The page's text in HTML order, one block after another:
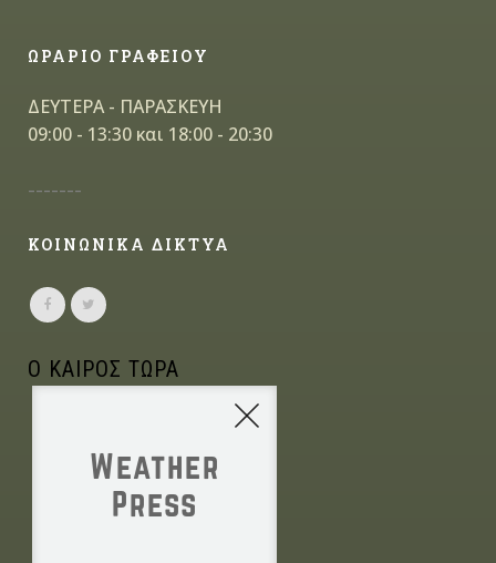
ΩΡΑΡΙΟ ΓΡΑΦΕΙΟΥ
ΔΕΥΤΕΡΑ - ΠΑΡΑΣΚΕΥΗ
09:00 - 13:30 και 18:00 - 20:30
-------
ΚΟΙΝΩΝΙΚΑ ΔΙΚΤΥΑ
Ο ΚΑΙΡΟΣ ΤΩΡΑ
Weather
Press